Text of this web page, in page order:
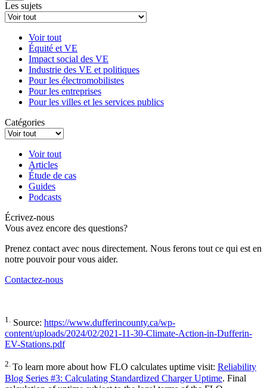
Les sujets
Voir tout
Équité et VE
Impact social des VE
Industrie des VE et politiques
Pour les électromobilistes
Pour les entreprises
Pour les villes et les services publics
Catégories
Voir tout
Articles
Étude de cas
Guides
Podcasts
Écrivez-nous
Vous avez encore des questions?
Prenez contact avec nous directement. Nous ferons tout ce qui est en
notre pouvoir pour vous aider.
Contactez-nous
1. Source: https://www.dufferincounty.ca/wp-
content/uploads/2024/02/2021-11-30-Climate-Action-in-Dufferin-
EV-Stations.pdf
2. To learn more about how FLO calculates uptime visit: Reliability
Blog Series #3: Calculating Standardized Charger Uptime. Final